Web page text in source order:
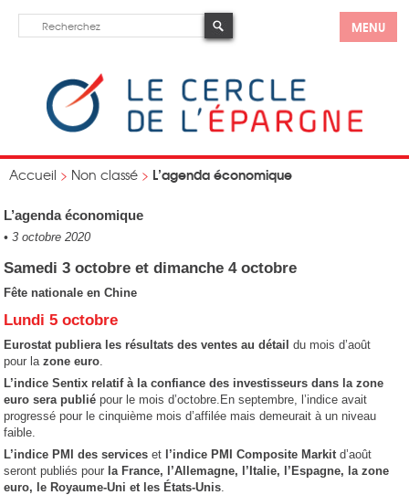
MENU
Accueil > Non classé > L’agenda économique
L’agenda économique
• 3 octobre 2020
Samedi 3 octobre et dimanche 4 octobre
Fête nationale en Chine
Lundi 5 octobre
Eurostat publiera les résultats des ventes au détaildu mois d’août
pour lazone euro.
L’indice Sentix relatif à la confiance des investisseurs dans la zone
euro sera publiépour le mois d’octobre.En septembre, l’indice avait
progressé pour le cinquième mois d’affilée mais demeurait à un niveau
faible.
L’indice PMI des services et l’indice PMI Composite Markitd’août
seront publiés pour la France, l’Allemagne, l’Italie, l’Espagne, la zone
euro, le Royaume-Uni et les États-Unis.